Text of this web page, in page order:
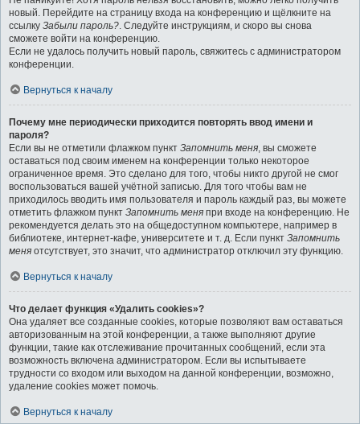
новый. Перейдите на страницу входа на конференцию и щёлкните на
ссылку Забыли пароль?. Следуйте инструкциям, и скоро вы снова
сможете войти на конференцию.
Если не удалось получить новый пароль, свяжитесь с администратором
конференции.
Вернуться к началу
Почему мне периодически приходится повторять ввод имени и
пароля?
Если вы не отметили флажком пункт Запомнить меня, вы сможете
оставаться под своим именем на конференции только некоторое
ограниченное время. Это сделано для того, чтобы никто другой не смог
воспользоваться вашей учётной записью. Для того чтобы вам не
приходилось вводить имя пользователя и пароль каждый раз, вы можете
отметить флажком пункт Запомнить меня при входе на конференцию. Не
рекомендуется делать это на общедоступном компьютере, например в
библиотеке, интернет-кафе, университете и т. д. Если пункт Запомнить
меня отсутствует, это значит, что администратор отключил эту функцию.
Вернуться к началу
Что делает функция «Удалить cookies»?
Она удаляет все созданные cookies, которые позволяют вам оставаться
авторизованным на этой конференции, а также выполняют другие
функции, такие как отслеживание прочитанных сообщений, если эта
возможность включена администратором. Если вы испытываете
трудности со входом или выходом на данной конференции, возможно,
удаление cookies может помочь.
Вернуться к началу